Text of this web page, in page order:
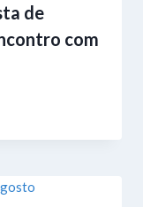
de
com